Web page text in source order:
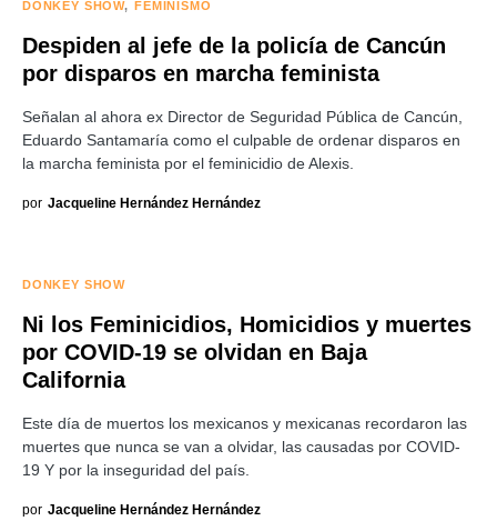
DONKEY SHOW FEMINISMO
Despiden al jefe de la policía de Cancún
por disparos en marcha feminista
Señalan al ahora ex Director de Seguridad Pública de Cancún,
Eduardo Santamaría como el culpable de ordenar disparos en
la marcha feminista por el feminicidio de Alexis.
por Jacqueline Hernández Hernández
DONKEY SHOW
Ni los Feminicidios, Homicidios y muertes
por COVID-19 se olvidan en Baja
California
Este día de muertos los mexicanos y mexicanas recordaron las
muertes que nunca se van a olvidar, las causadas por COVID-
19 Y por la inseguridad del país.
por Jacqueline Hernández Hernández